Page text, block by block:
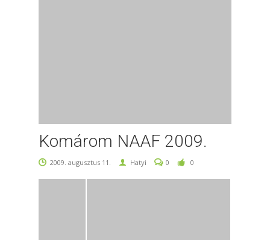
Komárom NAAF 2009.
2009. augusztus 11. Hatyi 0 0